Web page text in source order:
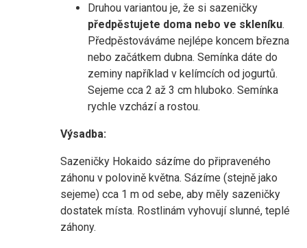
Druhou variantou je, že si sazeničky
předpěstujete doma nebo ve skleníku.
Předpěstováváme nejlépe koncem března
nebo začátkem dubna. Semínka dáte do
zeminy například v kelímcích od jogurtů.
Sejeme cca 2 až 3 cm hluboko. Semínka
rychle vzchází a rostou.
Výsadba:
Sazeničky Hokaido sázíme do připraveného
záhonu v polovině května. Sázíme (stejně jako
sejeme) cca 1 m od sebe, aby měly sazeničky
dostatek místa. Rostlinám vyhovují slunné, teplé
záhony.